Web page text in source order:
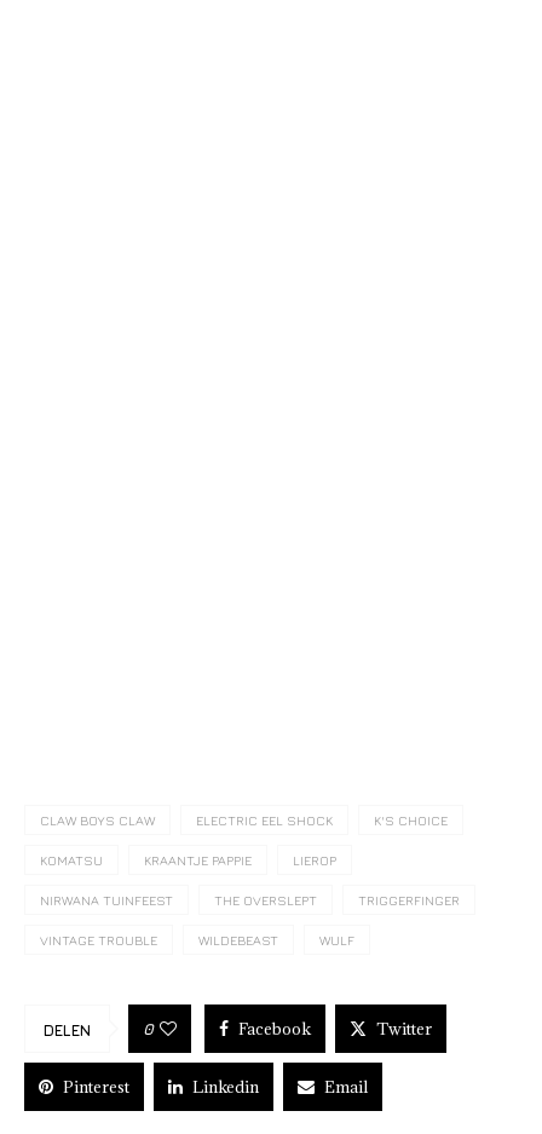
CLAW BOYS CLAW ELECTRIC EEL SHOCK K'S CHOICE
KOMATSU KRAANTJE PAPPIE LIEROP
NIRWANA TUINFEEST THE OVERSLEPT TRIGGERFINGER
VINTAGE TROUBLE WILDEBEAST WULF
DELEN 0 Facebook Twitter
Pinterest Linkedin Email